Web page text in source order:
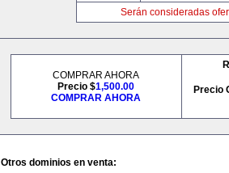
Serán consideradas
COMPRAR AHORA
Precio $1,500.00
COMPRAR AHORA
Precio
Otros dominios en venta: